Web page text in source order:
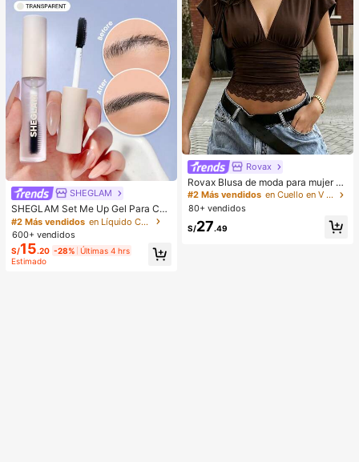
SHEGLAM
SHEGLAM Set Me Up Gel Para Cej
as Marca De Belleza CosméTica M
aquillaje Para Mujeres Y NiñAs
#2 Más vendidos
en Líquido Cejas
600+ vendidos
S/15.20 -28% Últimas 4 hrs
Estimado
Rovax
Rovax Blusa de moda para mujer de
unicolor con escote en V profundo,
plisada y con dobladillo de encaje
#2 Más vendidos
en Cuello en V profundo Tops, blusas y camisetas d
80+ vendidos
S/27.49